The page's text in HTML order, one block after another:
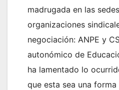
madrugada en las
organizaciones
negociación: ANPE y
autonómico de
ha lamentado lo
que esta sea una